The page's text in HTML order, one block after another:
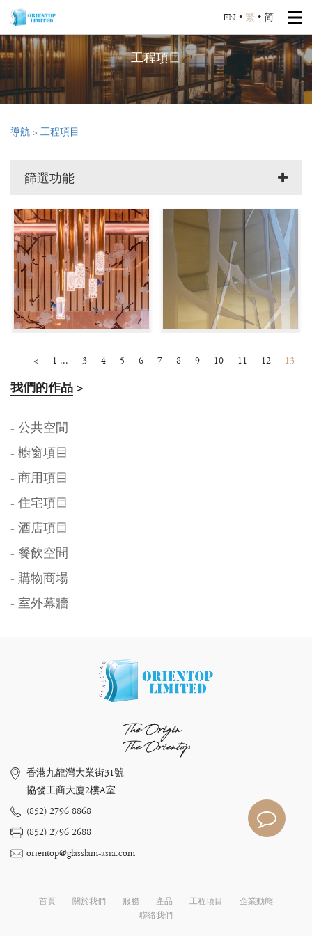
EN • 繁 • 简
工程項目
導航 > 工程項目
篩選功能
< 1 ... 3 4 5 6 7 8 9 10 11 12 13
我們的作品 >
- 公共空間
- 櫥窗項目
- 商用項目
- 住宅項目
- 酒店項目
- 餐飲空間
- 購物商場
- 室外幕牆
The Origin
The Orientop
香港九龍灣大業街31號
協發工商大廈2樓A室
(852) 2796 8868
(852) 2796 2688
orientop@glasslam-asia.com
首頁 關於我們 服務 產品 工程項目
企業動態
聯絡我們